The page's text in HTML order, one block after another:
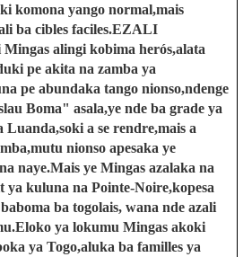
komona yango normal,mais
ba cibles faciles.EZALI
alingi kobima herós,alata
pe akita na zamba ya
pe abundaka tango nionso,ndenge
Boma" asala,ye nde ba grade ya
Luanda,soki a se rendre,mais a
nionso apesaka ye
naye.Mais ye Mingas azalaka na
ya kuluna na Pointe-Noire,kopesa
ba togolais, wana nde azali
ya lokumu Mingas akoki
ya Togo,aluka ba familles ya